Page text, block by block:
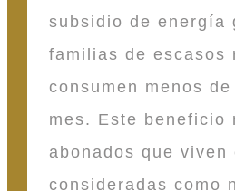
subsidio de energía
familias de escasos
consumen menos de
mes. Este beneficio
abonados que viven
consideradas como